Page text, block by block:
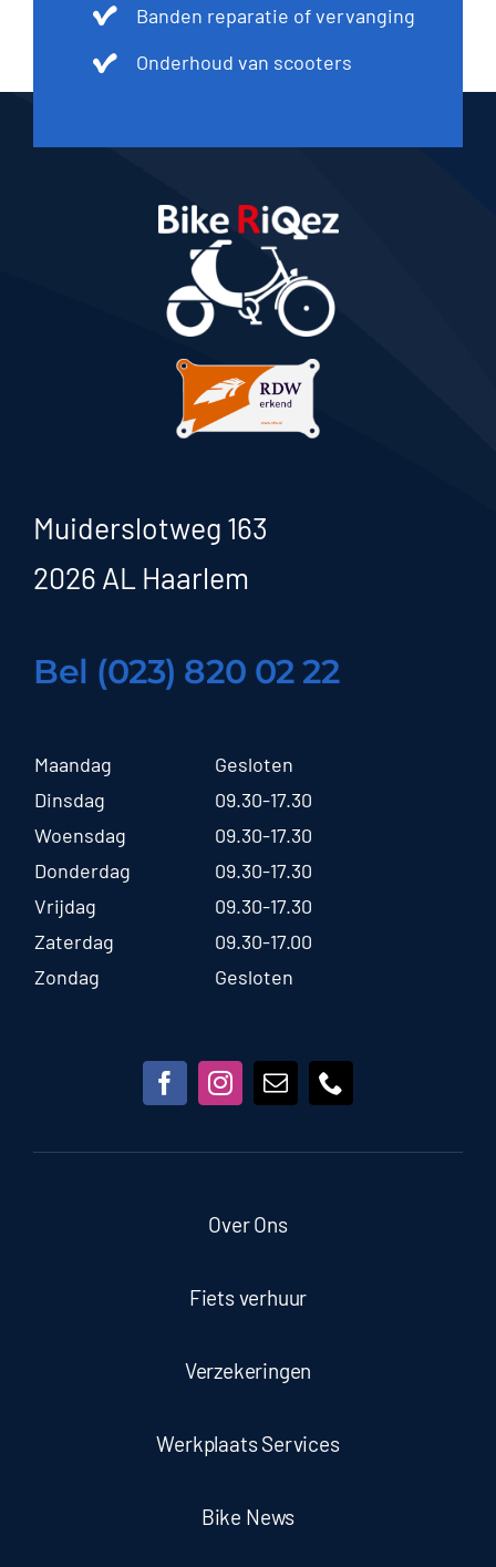
Banden reparatie of vervanging
Onderhoud van scooters
Muiderslotweg 163
2026 AL Haarlem
Bel (023) 820 02 22
Maandag
Gesloten
Dinsdag
09.30-17.30
Woensdag
09.30-17.30
Donderdag
09.30-17.30
Vrijdag
09.30-17.30
Zaterdag
09.30-17.00
Zondag
Gesloten
Over Ons
Fiets verhuur
Verzekeringen
Werkplaats Services
Bike News